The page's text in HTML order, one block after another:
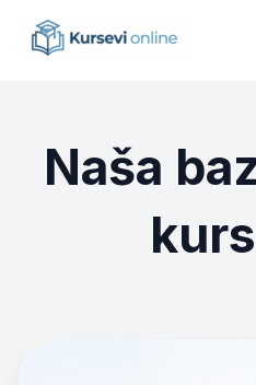
Naša